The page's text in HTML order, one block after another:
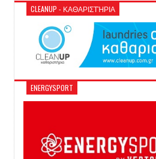
CLEANUP - ΚΑΘΑΡΙΣΤΉΡΙΑ
ENERGYSPORT